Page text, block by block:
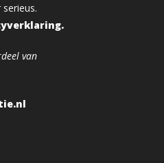
van